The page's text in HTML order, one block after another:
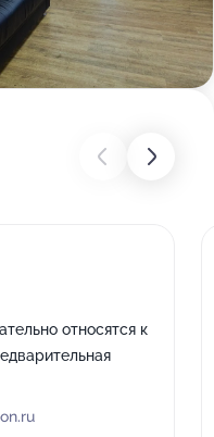
относятся к